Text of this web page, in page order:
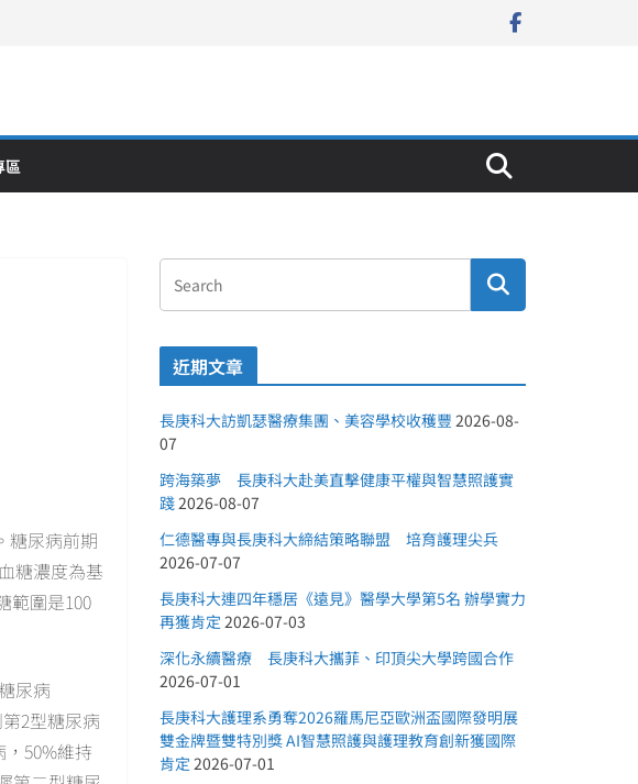
區
糖尿病前期
糖濃度為基
範圍是100
尿病
2型糖尿病
50%維持
近期文章
長庚科大訪凱瑟醫療集團、美容學校收穫豐 2026-08-
07
跨海築夢 長庚科大赴美直擊健康平權與智慧照護實
踐2026-08-07
仁德醫專與長庚科大締結策略聯盟 培育護理尖兵
2026-07-07
長庚科大連四年穩居《遠見》醫學大學第5名 辦學實力
再獲肯定 2026-07-03
深化永續醫療 長庚科大攜菲、印頂尖大學跨國合作
2026-07-01
長庚科大護理系勇奪2026羅馬尼亞歐洲盃國際發明展
雙金牌暨雙特別獎 AI智慧照護與護理教育創新獲國際
肯定 2026-07-01